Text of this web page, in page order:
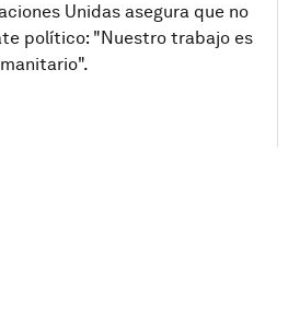
Unidas asegura que no
político: "Nuestro trabajo es